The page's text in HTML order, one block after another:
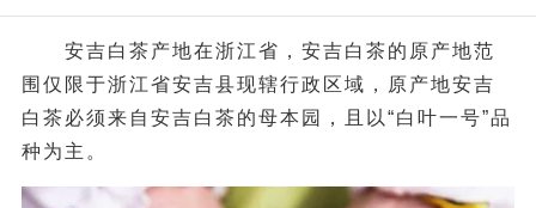
安吉白茶产地在浙江省，安吉白茶的原产地范
围仅限于浙江省安吉县现辖行政区域，原产地安吉
白茶必须来自安吉白茶的母本园，且以“白叶一号”品
种为主。